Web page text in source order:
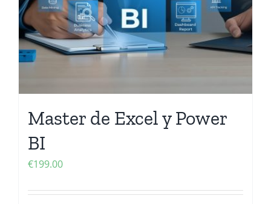
Master de Excel y Power
BI
€199.00